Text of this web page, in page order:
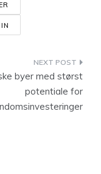
byer med størst
potentiale for